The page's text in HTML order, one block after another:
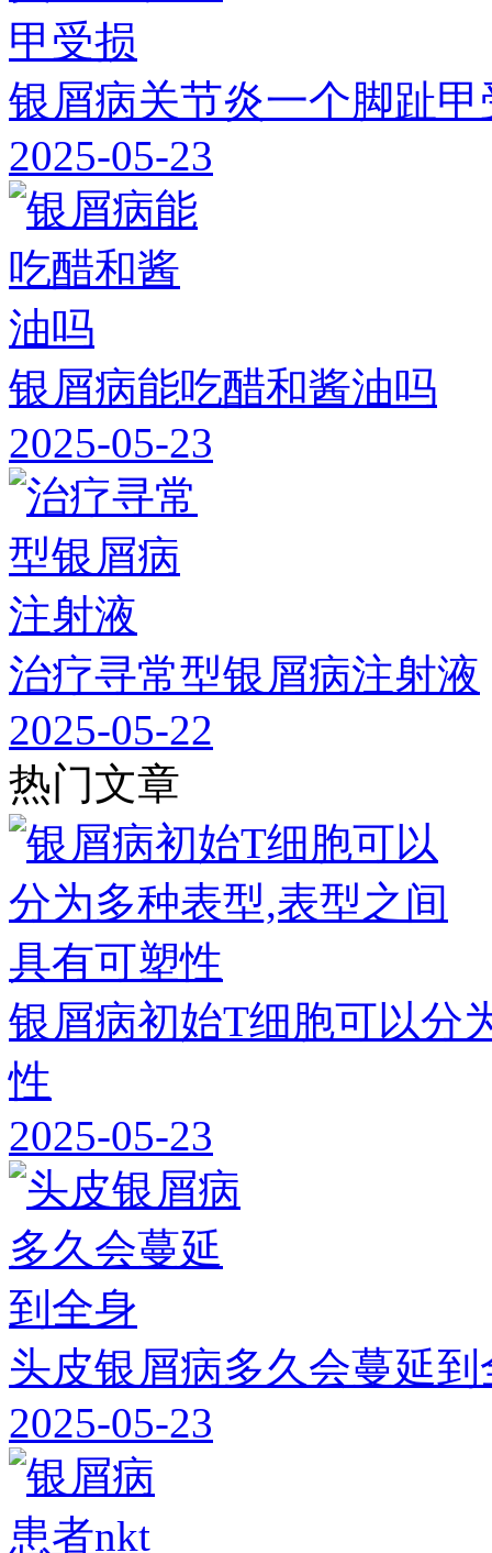
银屑病关节炎一个脚趾甲
2025-05-23
银屑病能吃醋和酱油吗
2025-05-23
治疗寻常型银屑病注射液
2025-05-22
热门文章
银屑病初始T细胞可以分
性
2025-05-23
头皮银屑病多久会蔓延到
2025-05-23